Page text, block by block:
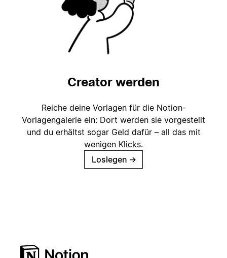
Creator werden
Reiche deine Vorlagen für die Notion-
Vorlagengalerie ein: Dort werden sie vorgestellt
und du erhältst sogar Geld dafür – all das mit
wenigen Klicks.
Loslegen →